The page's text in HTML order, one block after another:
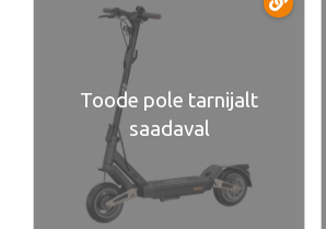
Toode pole tarnijalt
saadaval